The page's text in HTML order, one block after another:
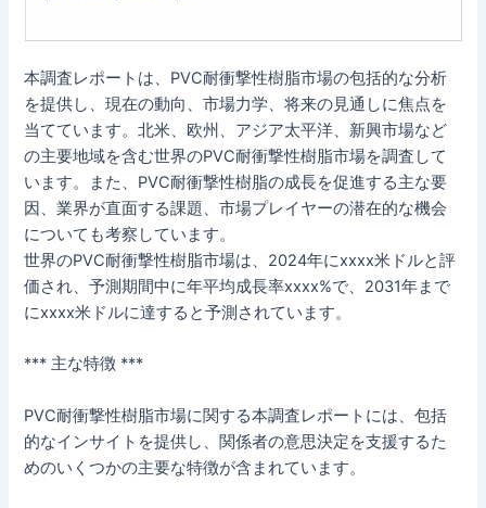
本調査レポートは、PVC耐衝撃性樹脂市場の包括的な分析
を提供し、現在の動向、市場力学、将来の見通しに焦点を
当てています。北米、欧州、アジア太平洋、新興市場など
の主要地域を含む世界のPVC耐衝撃性樹脂市場を調査して
います。また、PVC耐衝撃性樹脂の成長を促進する主な要
因、業界が直面する課題、市場プレイヤーの潜在的な機会
についても考察しています。
世界のPVC耐衝撃性樹脂市場は、2024年にxxxx米ドルと評
価され、予測期間中に年平均成長率xxxx%で、2031年まで
にxxxx米ドルに達すると予測されています。
*** 主な特徴 ***
PVC耐衝撃性樹脂市場に関する本調査レポートには、包括
的なインサイトを提供し、関係者の意思決定を支援するた
めのいくつかの主要な特徴が含まれています。